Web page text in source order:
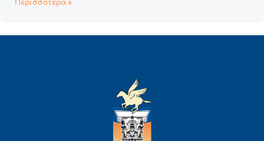
Περισσότερα »